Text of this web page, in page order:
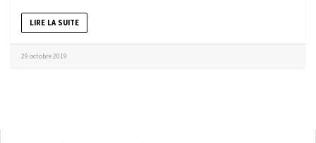
LIRE LA SUITE
29 octobre 2019